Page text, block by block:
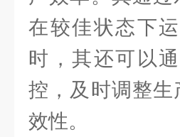
在较佳状态下
时，其还可以
控，及时调整
效性。